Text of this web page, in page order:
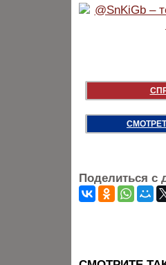
Поделиться с